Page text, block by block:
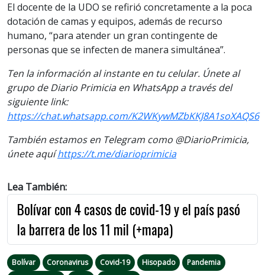
El docente de la UDO se refirió concretamente a la poca
dotación de camas y equipos, además de recurso
humano, “para atender un gran contingente de
personas que se infecten de manera simultánea”.
Ten la información al instante en tu celular. Únete al
grupo de Diario Primicia en WhatsApp a través del
siguiente link:
https://chat.whatsapp.com/K2WKywMZbKKJ8A1soXAQS6
También estamos en Telegram como @DiarioPrimicia,
únete aquí https://t.me/diarioprimicia
Lea También:
Bolívar con 4 casos de covid-19 y el país pasó
la barrera de los 11 mil (+mapa)
Bolívar Coronavirus Covid-19 Hisopado
Pandemia